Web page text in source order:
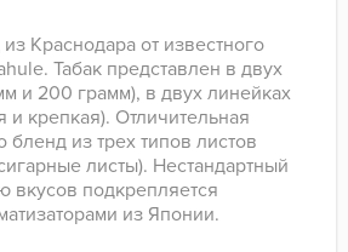
Краснодара от известного
Табак представлен в двух
и 200 грамм), в двух линейках
и крепкая). Отличительная
бленд из трех типов листов
листы). Нестандартный
вкусов подкрепляется
из Японии.